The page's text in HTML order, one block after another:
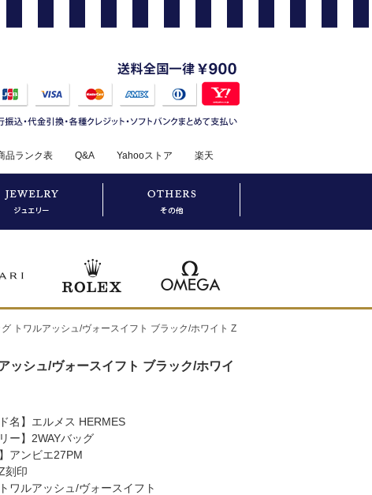
品ランク表 Q&A Yahooストア 楽天
トワルアッシュ/ヴォースイフト ブラック/ホワイト Z
ッシュ/ヴォースイフト ブラック/ホワイ
ド名】エルメス HERMES
ー】2WAYバッグ
アンビエ27PM
刻印
トワルアッシュ/ヴォースイフト